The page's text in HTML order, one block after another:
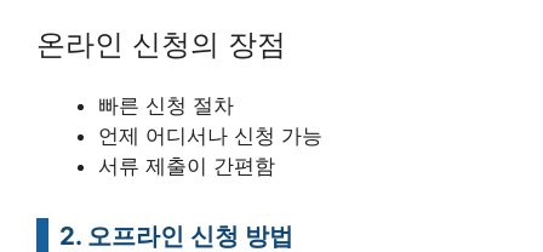
온라인 신청의 장점
빠른 신청 절차
언제 어디서나 신청 가능
서류 제출이 간편함
2. 오프라인 신청 방법